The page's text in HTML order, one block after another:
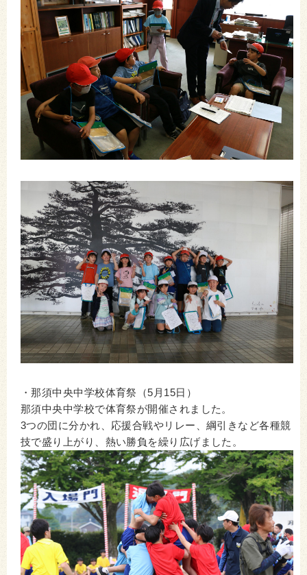
・那須中央中学校体育祭（5月15日）
那須中央中学校で体育祭が開催されました。
3つの団に分かれ、応援合戦やリレー、綱引きなど各種競
技で盛り上がり、熱い勝負を繰り広げました。